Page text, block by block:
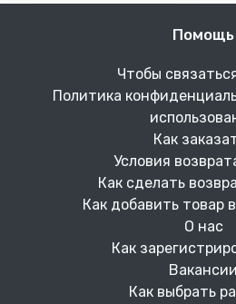
Помощь
Чтобы
Политика
Как
Условия
Как сделать
Как добавить товар
О нас
Как
Вакансии
Как выбрать